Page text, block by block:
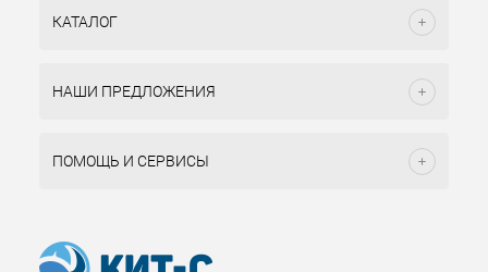
КАТАЛОГ
НАШИ ПРЕДЛОЖЕНИЯ
ПОМОЩЬ И СЕРВИСЫ